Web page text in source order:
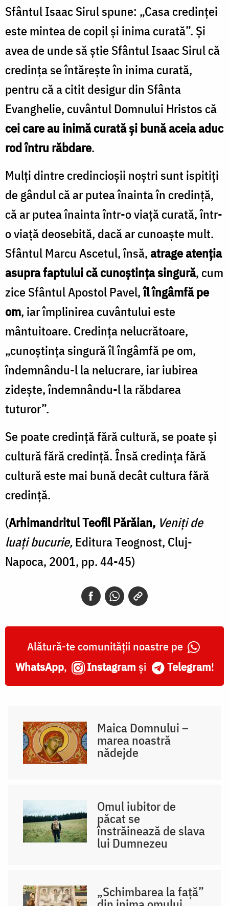
Sfântul Isaac Sirul spune: „Casa credinței
este mintea de copil și inima curată”. Și
avea de unde să știe Sfântul Isaac Sirul că
credința se întărește în inima curată,
pentru că a citit desigur din Sfânta
Evanghelie, cuvântul Domnului Hristos că
cei care au inimă curată și bună aceia aduc
rod întru răbdare.
Mulți dintre credincioșii noștri sunt ispitiți
de gândul că ar putea înainta în credință,
că ar putea înainta într-o viață curată, într-
o viață deosebită, dacă ar cunoaște mult.
Sfântul Marcu Ascetul, însă,atrage atenția
asupra faptului că cunoștința singură, cum
zice Sfântul Apostol Pavel,îl îngâmfă pe
om, iar împlinirea cuvântului este
mântuitoare. Credința nelucrătoare,
„cunoștința singură îl îngâmfă pe om,
îndemnându-l la nelucrare, iar iubirea
zidește, îndemnându-l la răbdarea
tuturor”.
Se poate credință fără cultură, se poate și
cultură fără credință. Însă credința fără
cultură este mai bună decât cultura fără
credință.
(Arhimandritul Teofil Părăian, Veniți de
luați bucurie,Editura Teognost, Cluj-
Napoca, 2001, pp. 44-45)
Alătură-te comunității noastre pe
WhatsApp, Instagram și Telegram!
Maica Domnului –
marea noastră
nădejde
Omul iubitor de
păcat se
înstrăinează de slava
lui Dumnezeu
„Schimbarea la față”